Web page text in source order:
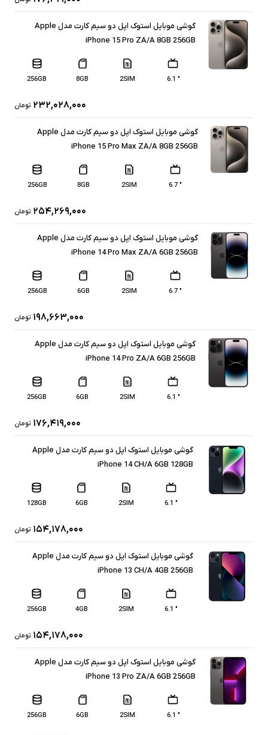
گوشی موبایل استوک اپل دو سیم کارت مدل Apple
iPhone 15 Pro ZA/A 8GB 256GB
" 6.1
2SIM
8GB
256GB
۲۳۲,۰۲۸,۰۰۰ تومان
گوشی موبایل استوک اپل دو سیم کارت مدل Apple
iPhone 15 Pro Max ZA/A 8GB 256GB
" 6.7
2SIM
8GB
256GB
۲۵۴,۲۶۹,۰۰۰ تومان
گوشی موبایل استوک اپل دو سیم کارت مدل Apple
iPhone 14 Pro Max ZA/A 6GB 256GB
" 6.7
2SIM
6GB
256GB
۱۹۸,۶۶۳,۰۰۰ تومان
گوشی موبایل استوک اپل دو سیم کارت مدل Apple
iPhone 14 Pro ZA/A 6GB 256GB
" 6.1
2SIM
6GB
256GB
۱۷۶,۴۱۹,۰۰۰ تومان
گوشی موبایل استوک اپل دو سیم کارت مدل Apple
iPhone 14 CH/A 6GB 128GB
" 6.1
2SIM
6GB
128GB
۱۵۴,۱۷۸,۰۰۰ تومان
گوشی موبایل استوک اپل دو سیم‌ کارت مدل Apple
iPhone 13 CH/A 4GB 256GB
" 6.1
2SIM
4GB
256GB
۱۵۴,۱۷۸,۰۰۰ تومان
گوشی موبایل استوک اپل دو سیم کارت مدل Apple
iPhone 13 Pro ZA/A 6GB 256GB
" 6.1
2SIM
6GB
256GB